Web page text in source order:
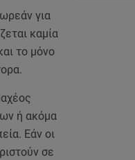
για
καμία
το μόνο
ή ακόμα
Εάν οι
σε